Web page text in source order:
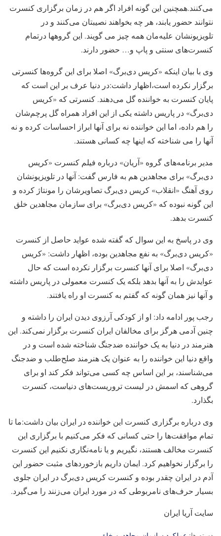
می‌کنند.همچنین این گونه افراد اگر هم در زمان برگزاری کنسرت
نتوانند حضور یابند، هر چه بخواهند نصیبتان می‌کنند و در
تلویزیونشان علیه‌مان همه چیز می گویند. این گروهها درتمام
کنسرت‌های سنتی و پاپ و… حضور دارند.
وی با بیان اینکه «کریس دی‌برگ» اصلا برای این گروه‌ها کنسرتی
برگزار نکرده است،اظهار داشت:در دنیا عرف بر این است که
پایان کنسرت به خواننده گل می‌دهند. کنسرتی که «کریس
دی‌برگ» در پاریس داشته یکی از این افراد همراه گل پرچم‌شان
را هم داده، اما این خواننده نه برای آنها ابراز احساسات کرده و نه
آنها را می شناخته که اینها چه کسانی هستند.
مدیر برنامه‌های گروه «آریان» درباره فیلم کنسرت «کریس
دی‌برگ» برای مجاهدین هم به فارس گفت: آنها در تلویزیونشان
روی آهنگ «انقلاب» کریس‌ دی‌برگ تصاویرشان را مونتاژ کرده و
این گونه نبوده که «کریس دی‌برگ» برای سازمان مجاهدین خلق
کنسرت بدهد.
وی در پاسخ به این سوال که گفته شده عواید حاصل از کنسرت
«کریس دی‌برگ» به نفع مجاهدین بوده، اظهار داشت: «کریس
دی‌برگ» اصلا برای آنها کنسرت برگزار نکرده است که حال
عوایدش را به آنها بدهد بلکه یک کنسرت معمولی در پاریس داشته
و آنها نیز همان گونه که گفتم به کنسرت او راه یافتند.
رجب پور ادامه داد: او از کودکی آرزوی دیدن ایران را داشته و
چنین آدمی هرگز برای مخالفان ایران کنسرت برگزار نمی‌کند. این
هنرمند در دنیا به یک خواننده ضدجنگ شناخته شده است و در
واقع دنیا این خواننده را به عنوان یک هنرمند صلح‌طلب و ضدجنگ
می‌شناسند، بر این اساس چه کسی می‌تواند فکر کند او برای
گروهی که اسمش در لیست تروریست‌های دنیاست، کنسرت
بگذارد.
وی درباره برگزاری کنسرت این خواننده در ایران بیان داشت:ما تا
تمام موافقت‌ها را حتی کسانی که فکر می‌کنیم با برگزاری این
کنسرت مخالف هستند، نگیریم و یا نامه‌نگاری نکنیم این کنسرت
را برگزار نخواهیم کرد. ایمان داریم بازخوردهای مثبت حضور این
آدم در ایران چقدر بوده و کنسرت کریس دی‌برگ در ایران جلوی
بسیار حرف‌های نامربوطی که در مورد ایران می‌زنند را می‌گیرد.
سایت آریا ایران